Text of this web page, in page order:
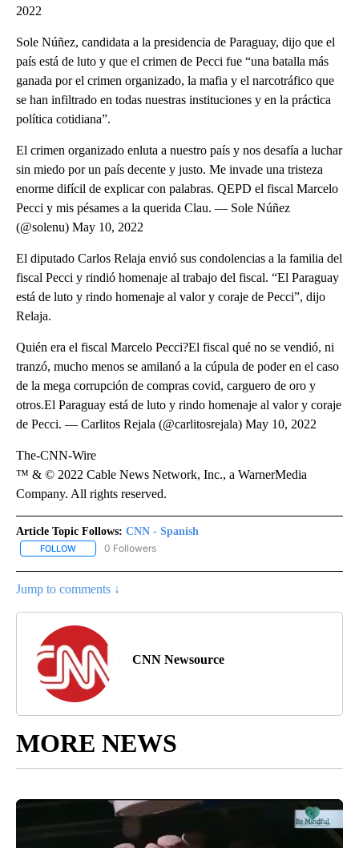
2022
Sole Núñez, candidata a la presidencia de Paraguay, dijo que el
país está de luto y que el crimen de Pecci fue “una batalla más
ganada por el crimen organizado, la mafia y el narcotráfico que
se han infiltrado en todas nuestras instituciones y en la práctica
política cotidiana”.
El crimen organizado enluta a nuestro país y nos desafía a luchar
sin miedo por un país decente y justo. Me invade una tristeza
enorme difícil de explicar con palabras. QEPD el fiscal Marcelo
Pecci y mis pésames a la querida Clau. — Sole Núñez
(@solenu) May 10, 2022
El diputado Carlos Relaja envió sus condolencias a la familia del
fiscal Pecci y rindió homenaje al trabajo del fiscal. “El Paraguay
está de luto y rindo homenaje al valor y coraje de Pecci”, dijo
Relaja.
Quién era el fiscal Marcelo Pecci?El fiscal qué no se vendió, ni
tranzó, mucho menos se amilanó a la cúpula de poder en el caso
de la mega corrupción de compras covid, carguero de oro y
otros.El Paraguay está de luto y rindo homenaje al valor y coraje
de Pecci. — Carlitos Rejala (@carlitosrejala) May 10, 2022
The-CNN-Wire
™ & © 2022 Cable News Network, Inc., a WarnerMedia
Company. All rights reserved.
Article Topic Follows: CNN - Spanish
FOLLOW FOLLOW "CNN - SPANISH" TO RECEIVE NOTIFICATIONS ABOUT
0 Followers
Jump to comments ↓
CNN Newsource
MORE NEWS